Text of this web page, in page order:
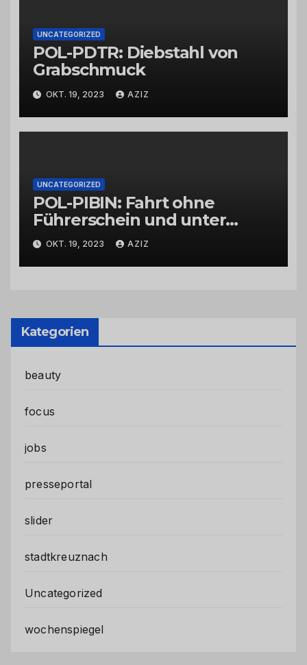
UNCATEGORIZED
POL-PDTR: Diebstahl von
Grabschmuck
OKT. 19, 2023 AZIZ
UNCATEGORIZED
POL-PIBIN: Fahrt ohne
Führerschein und unter
Einfluss von Drogen
OKT. 19, 2023 AZIZ
Kategorien
beauty
focus
jobs
presseportal
slider
stadtkreuznach
Uncategorized
wochenspiegel